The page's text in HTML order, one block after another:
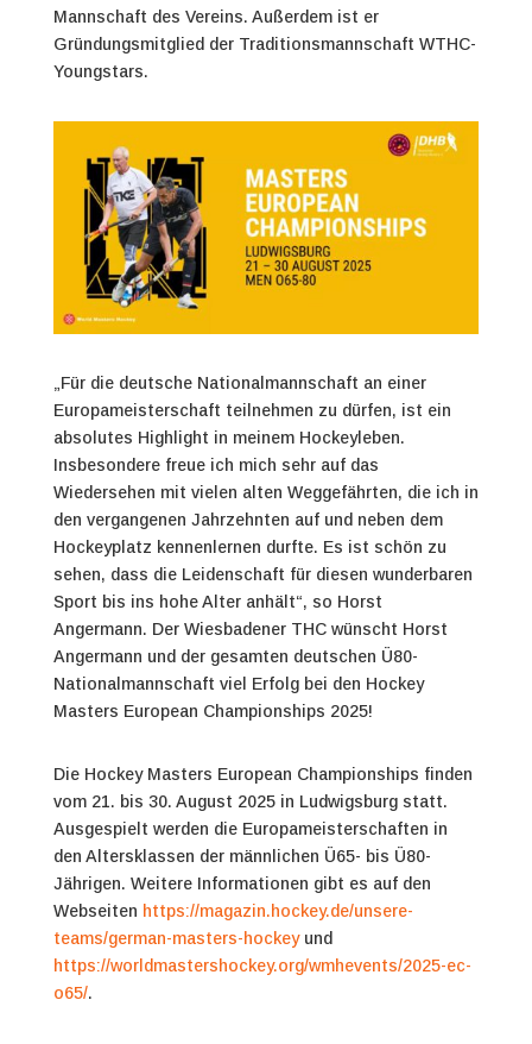
Mannschaft des Vereins. Außerdem ist er
Gründungsmitglied der Traditionsmannschaft WTHC-
Youngstars.
„Für die deutsche Nationalmannschaft an einer
Europameisterschaft teilnehmen zu dürfen, ist ein
absolutes Highlight in meinem Hockeyleben.
Insbesondere freue ich mich sehr auf das
Wiedersehen mit vielen alten Weggefährten, die ich in
den vergangenen Jahrzehnten auf und neben dem
Hockeyplatz kennenlernen durfte. Es ist schön zu
sehen, dass die Leidenschaft für diesen wunderbaren
Sport bis ins hohe Alter anhält“, so Horst
Angermann. Der Wiesbadener THC wünscht Horst
Angermann und der gesamten deutschen Ü80-
Nationalmannschaft viel Erfolg bei den Hockey
Masters European Championships 2025!
Die Hockey Masters European Championships finden
vom 21. bis 30. August 2025 in Ludwigsburg statt.
Ausgespielt werden die Europameisterschaften in
den Altersklassen der männlichen Ü65- bis Ü80-
Jährigen. Weitere Informationen gibt es auf den
Webseiten https://magazin.hockey.de/unsere-
teams/german-masters-hockeyund
https://worldmastershockey.org/wmhevents/2025-ec-
o65/.